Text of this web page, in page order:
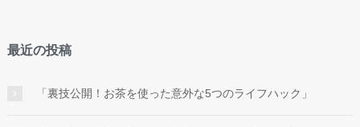
最近の投稿
「裏技公開！お茶を使った意外な5つのライフハック」